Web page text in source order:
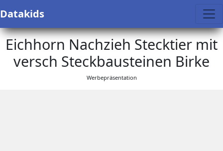
Datakids
Eichhorn Nachzieh Stecktier mit
versch Steckbausteinen Birke
Werbepräsentation